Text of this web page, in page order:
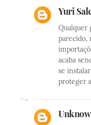
Yuri
Qualquer
parecido,
acaba
se
proteger